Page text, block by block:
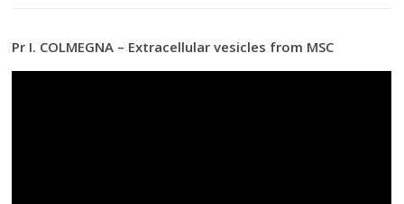
Pr I. COLMEGNA – Extracellular vesicles from MSC